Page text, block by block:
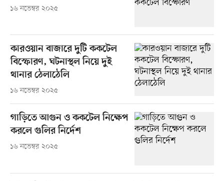
১৬ নভেম্বর ২০২৫
কারওয়ান বাজারে দুটি ককটেল
বিস্ফোরণ, ঘটনাস্থল নিয়ে দুই
থানার ঠেলাঠেলি
১৬ নভেম্বর ২০২৫
গাড়িতে আগুন ও ককটেল নিক্ষেপ
করলে গুলির নির্দেশ
১৬ নভেম্বর ২০২৫